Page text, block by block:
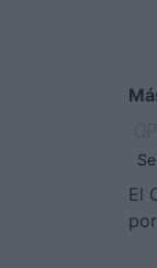
El